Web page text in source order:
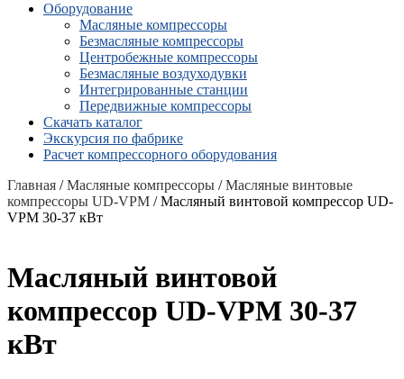
Оборудование
Масляные компрессоры
Безмасляные компрессоры
Центробежные компрессоры
Безмасляные воздуходувки
Интегрированные станции
Передвижные компрессоры
Скачать каталог
Экскурсия по фабрике
Расчет компрессорного оборудования
Главная /Масляные компрессоры /Масляные винтовые
компрессоры UD-VPM / Масляный винтовой компрессор UD-
VPM 30-37 кВт
Масляный винтовой
компрессор UD-VPM 30-37
кВт